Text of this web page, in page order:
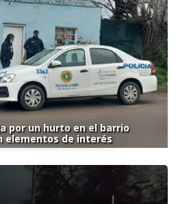
por un hurto en el barrio
elementos de interés